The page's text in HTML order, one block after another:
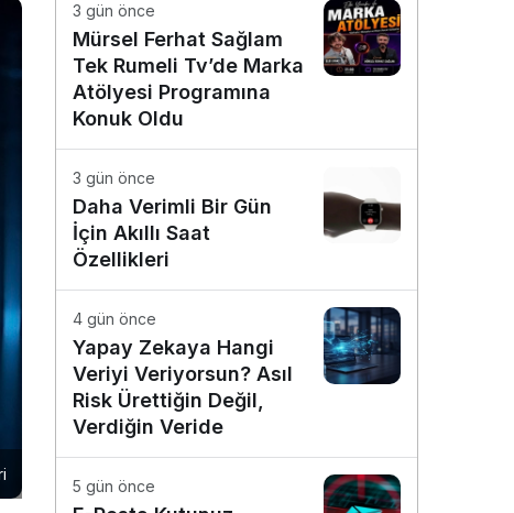
3 gün önce
Mürsel Ferhat Sağlam
Tek Rumeli Tv’de Marka
Atölyesi Programına
Konuk Oldu
3 gün önce
Daha Verimli Bir Gün
İçin Akıllı Saat
Özellikleri
4 gün önce
Yapay Zekaya Hangi
Veriyi Veriyorsun? Asıl
Risk Ürettiğin Değil,
Verdiğin Veride
5 gün önce